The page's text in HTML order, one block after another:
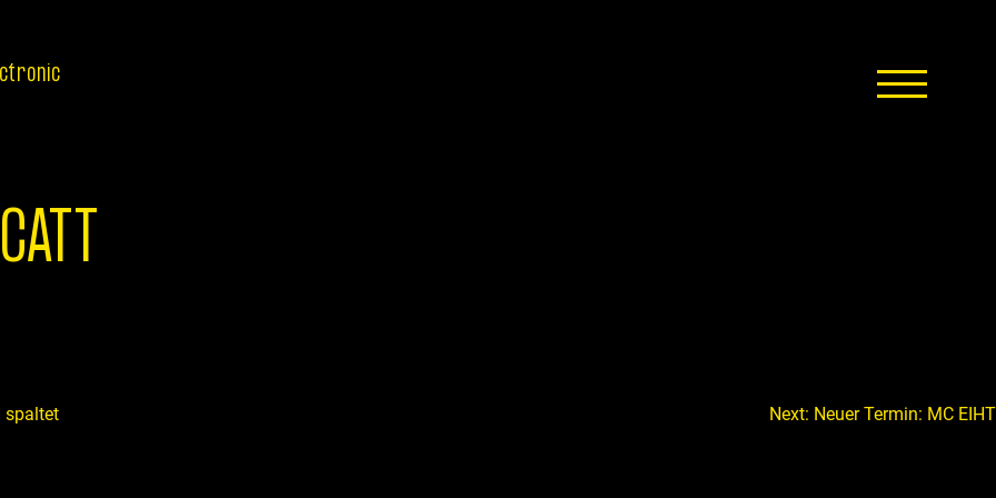
CATT
spaltet Next: Neuer Termin: MC EIHT